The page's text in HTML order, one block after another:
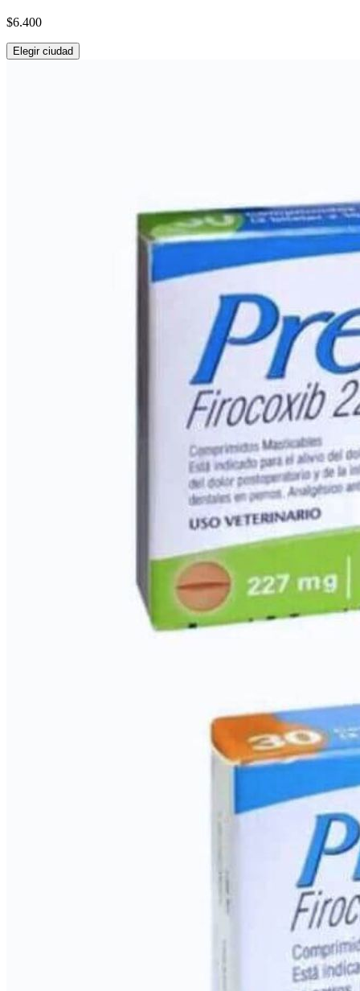
$6.400
Elegir ciudad